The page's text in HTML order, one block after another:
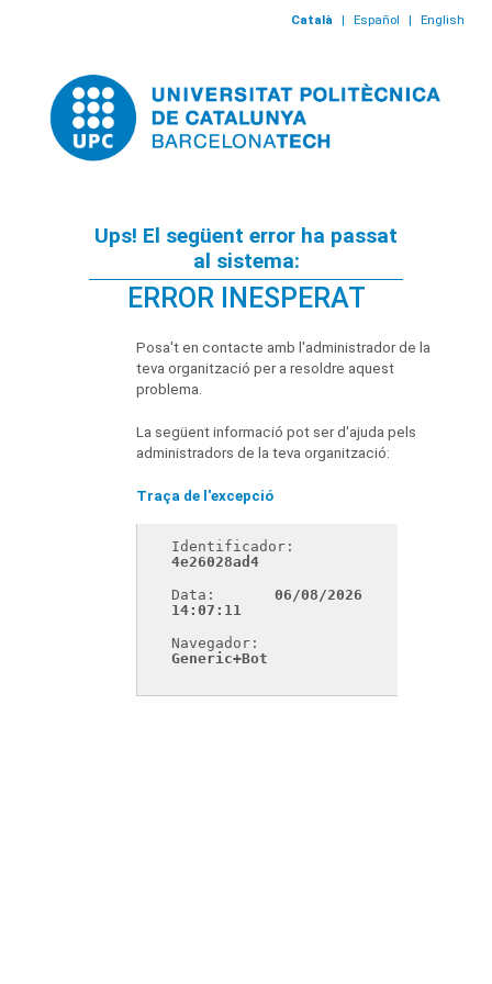
Català | Español | English
Ups! El següent error ha passat
al sistema:
ERROR INESPERAT
Posa't en contacte amb l'administrador de la
teva organització per a resoldre aquest
problema.
La següent informació pot ser d'ajuda pels
administradors de la teva organització:
Traça de l'excepció
4e26028ad4
Data:
06/08/2026
14:07:11
Generic+Bot